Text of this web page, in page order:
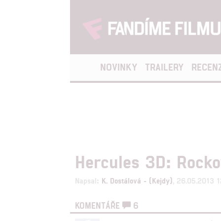
NOVINKY TRAILERY
Hercules 3D:
Napsal: K. Dostálová - (Kejdy) , 26.05.2013
KOMENTÁŘE
6